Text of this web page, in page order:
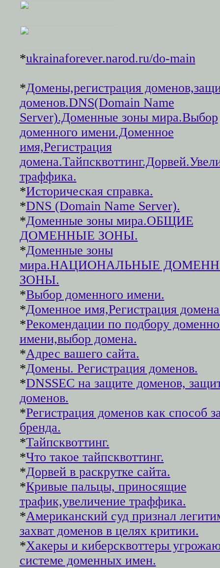
*ukrainaforever.narod.ru/do-main
*Домены,регистрация
доменов.DNS(Domain Name
Server).Доменные зоны мира.Выбор
доменного имени.Доменное
имя,Регистрация
траффика.
*Историческая справка.
*DNS (Domain Name Server).
*Доменные зоны мира.ОБЩИЕ
ДОМЕННЫЕ ЗОНЫ.
*Доменные зоны
мира.НАЦИОНАЛЬНЫЕ
ЗОНЫ.
*Выбор доменного имени.
*Доменное имя,Регистрация
*Рекомендации по подбору
имени,выбор домена.
*Адрес вашего сайта.
*Домены. Регистрация доменов.
*DNSSEC на защите доменов,
доменов.
*Регистрация доменов как способ
бренда.
*Тайпсквоттинг.
*Что такое тайпсквоттинг.
*Дорвей в раскрутке сайта.
*Кривые пальцы, приносящие
трафик,увеличение траффика.
*Американский суд признал
захват доменов в целях критики.
*Хакеры и киберсквоттеры
системе доменных имен.